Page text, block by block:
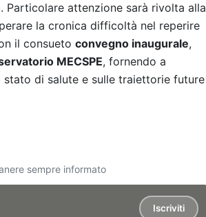
attenzione sarà rivolta alla
la cronica difficoltà nel reperire
il consueto convegno inaugurale,
MECSPE, fornendo a
di salute e sulle traiettorie future
sempre informato
Iscriviti